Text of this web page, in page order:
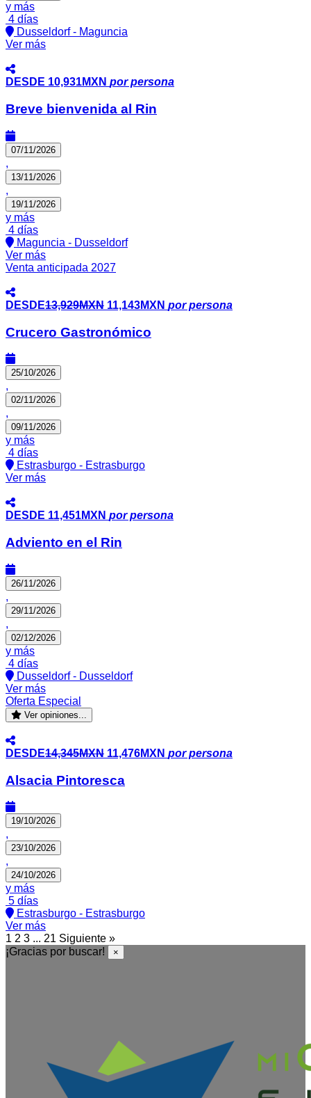
y más
4 días
Dusseldorf - Maguncia
Ver más
DESDE 10,931MXN por persona
Breve bienvenida al Rin
07/11/2026
,
13/11/2026
,
19/11/2026
y más
4 días
Maguncia - Dusseldorf
Ver más
Venta anticipada 2027
DESDE13,929MXN 11,143MXN por persona
Crucero Gastronómico
25/10/2026
,
02/11/2026
,
09/11/2026
y más
4 días
Estrasburgo - Estrasburgo
Ver más
DESDE 11,451MXN por persona
Adviento en el Rin
26/11/2026
,
29/11/2026
,
02/12/2026
y más
4 días
Dusseldorf - Dusseldorf
Ver más
Oferta Especial
Ver opiniones...
DESDE14,345MXN 11,476MXN por persona
Alsacia Pintoresca
19/10/2026
,
23/10/2026
,
24/10/2026
y más
5 días
Estrasburgo - Estrasburgo
Ver más
1 2 3 ... 21 Siguiente »
¡Gracias por buscar!
×